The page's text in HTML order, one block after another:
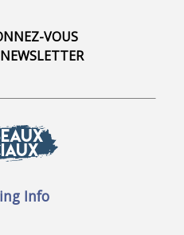
VOUS
Info